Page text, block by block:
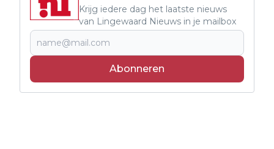
Krijg iedere dag het laatste nieuws
van Lingewaard Nieuws in je mailbox
Abonneren